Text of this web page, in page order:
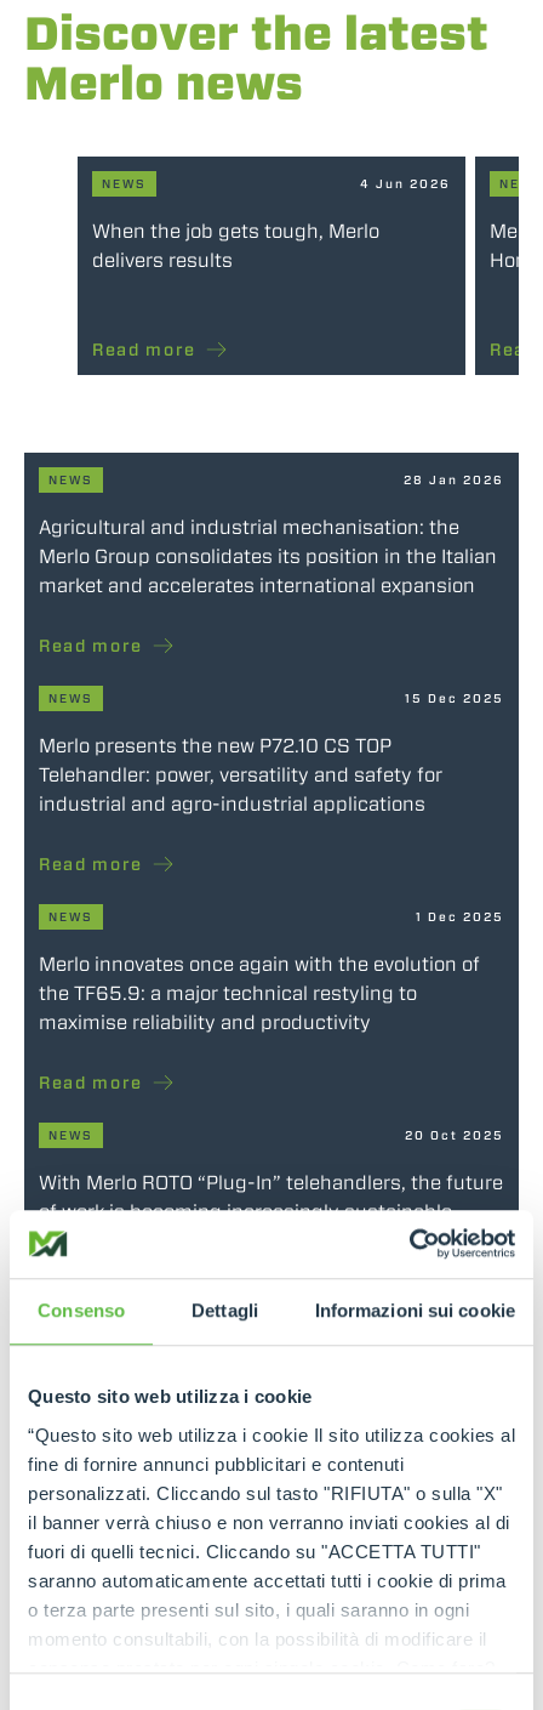
Consenso Dettagli Informazioni sui cookie
Questo sito web utilizza i cookie
“Questo sito web utilizza i cookie Il sito utilizza cookies al
fine di fornire annunci pubblicitari e contenuti
personalizzati. Cliccando sul tasto "RIFIUTA" o sulla "X"
il banner verrà chiuso e non verranno inviati cookies al di
fuori di quelli tecnici. Cliccando su "ACCETTA TUTTI"
saranno automaticamente accettati tutti i cookie di prima
o terza parte presenti sul sito, i quali saranno in ogni
momento consultabili, con la possibilità di modificare il
consenso prestato per ogni singolo cookie. Come fare?
Discover the latest
Merlo news
NEWS 4 Jun 2026
When the job gets tough, Merlo
delivers results
Read more
NEWS
NEWS 28 Jan 2026
Agricultural and industrial mechanisation: the
Merlo Group consolidates its position in the Italian
market and accelerates international expansion
Read more
NEWS 15 Dec 2025
Merlo presents the new P72.10 CS TOP
Telehandler: power, versatility and safety for
industrial and agro-industrial applications
Read more
NEWS 1 Dec 2025
Merlo innovates once again with the evolution of
the TF65.9: a major technical restyling to
maximise reliability and productivity
Read more
NEWS 20 Oct 2025
With Merlo ROTO “Plug-In” telehandlers, the future
of work is becoming increasingly sustainable
Read more
26 Sep 2025
Merlo at Agritechnica 2025: Product Restyling,
Read more
10 Sep 2025
Merlo S.p.A.: from the first telehandler in the
1980s to the work vehicles of the near future.